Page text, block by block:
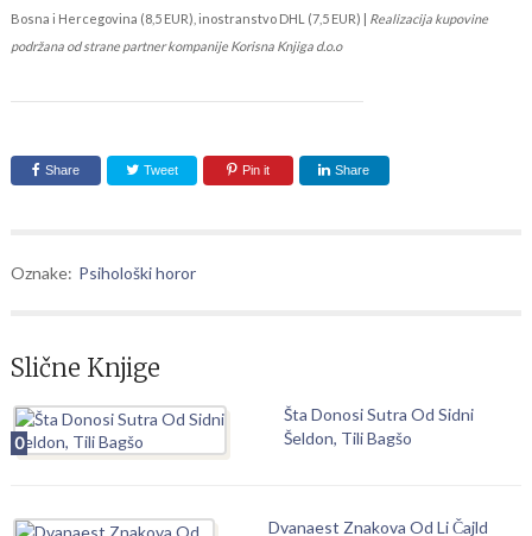
Bosna i Hercegovina (8,5 EUR), inostranstvo DHL (7,5 EUR) | Realizacija kupovine
podržana od strane partner kompanije Korisna Knjiga d.o.o
Share Tweet Pin it Share
Oznake: Psihološki horor
Slične Knjige
0
Šta Donosi Sutra Od Sidni
Šeldon, Tili Bagšo
Dvanaest Znakova Od Li Čajld